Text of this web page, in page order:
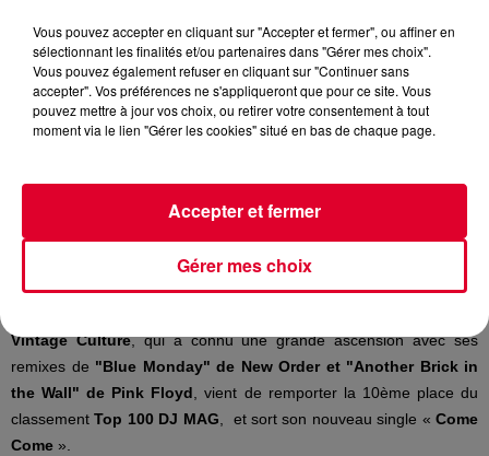
Crédit :
dans son émissionHappy Hour FG
Vintage Culture, qui a connu une grande ascension avec ses
remixes de "Blue Monday" de New Order et "Another Brick in
the Wall" de Pink Floyd, vient de remporter la 10ème place du
classementTop 100 DJ MAG, et sort son nouveau single «Come
Come ».
Vous pouvez accepter en cliquant sur "Accepter et fermer", ou affiner en
sélectionnant les finalités et/ou partenaires dans "Gérer mes choix".
Vous pouvez également refuser en cliquant sur "Continuer sans
accepter". Vos préférences ne s'appliqueront que pour ce site. Vous
pouvez mettre à jour vos choix, ou retirer votre consentement à tout
moment via le lien "Gérer les cookies" situé en bas de chaque page.
Gérer mes choix
Accepter et fermer